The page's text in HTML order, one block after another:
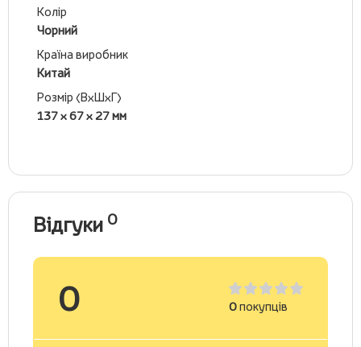
Колір
Чорний
Країна виробник
Китай
Розмір (ВхШхГ)
137 x 67 x 27 мм
Відгуки 0
0 0покупців